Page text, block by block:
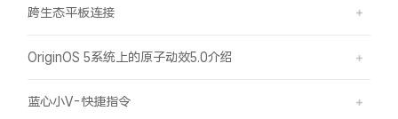
X Fold5
全部X机型
S20 Pro
全部S机型
Y50 5G
跨生态平板连接
OriginOS 5系统上的原子动效5.0介绍
蓝心小V-快捷指令